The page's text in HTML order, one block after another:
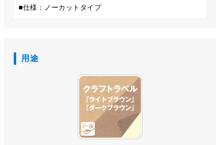
■仕様：ノーカットタイプ
用途